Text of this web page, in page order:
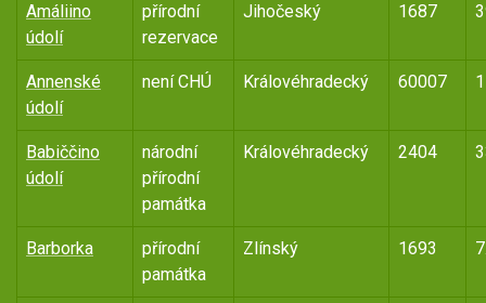
Amáliino
údolí
přírodní
rezervace
Jihočeský 1687
Annenské
údolí
není CHÚ Královéhradecký 60007
Babiččino
údolí
národní
přírodní
památka
Královéhradecký 2404
Barborka
přírodní
památka
Zlínský 1693